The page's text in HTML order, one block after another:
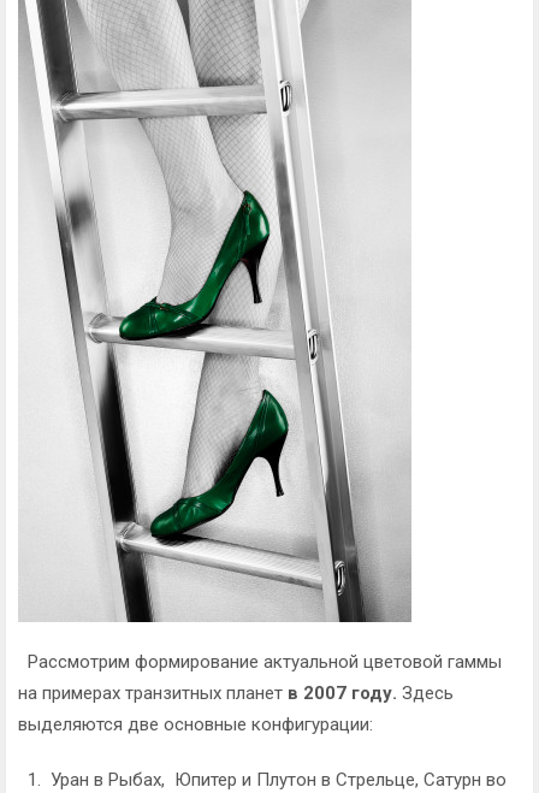
Рассмотрим формирование актуальной цветовой гаммы
на примерах транзитных планет в 2007 году. Здесь
выделяются две основные конфигурации:
1. Уран в Рыбах, Юпитер и Плутон в Стрельце, Сатурн во